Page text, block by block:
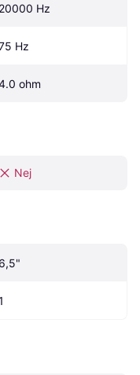
20000 Hz
Hz
ohm
Nej
6,5"